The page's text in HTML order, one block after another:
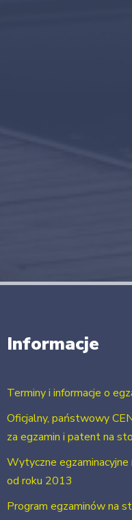
Informacje
Terminy i informacje o
Oficjalny, państwowy
za egzamin i patent na
Wytyczne
od roku 2013
Program egzaminów na